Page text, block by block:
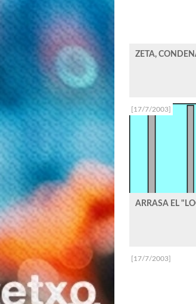
ZETA,
ARRASA EL
[17/7/2003]
[17/7/2003]